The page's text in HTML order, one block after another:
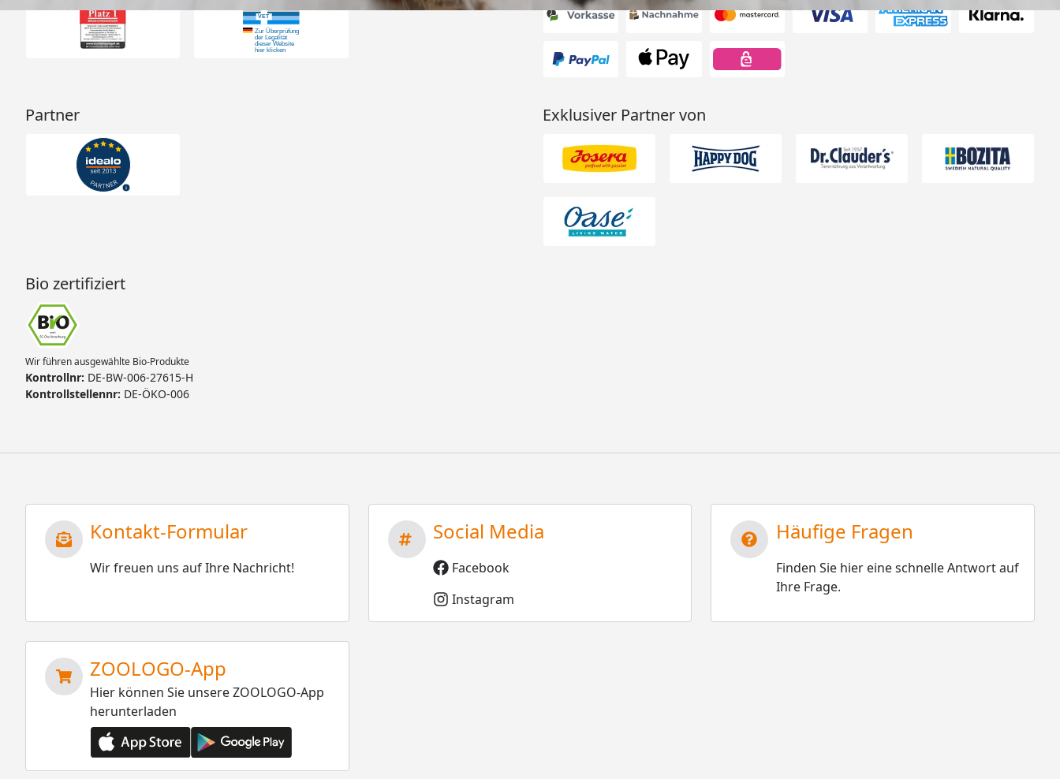
Partner Exklusiver Partner von
Bio zertifiziert
Wir führen ausgewählte Bio-Produkte
Kontrollnr: DE-BW-006-27615-H
Kontrollstellennr: DE-ÖKO-006
Kontakt-Formular
Wir freuen uns auf Ihre Nachricht!
Social Media
Facebook
Instagram
Häufige Fragen
Finden Sie hier eine schnelle Antwort auf
Ihre Frage.
ZOOLOGO-App
Hier können Sie unsere ZOOLOGO-App
herunterladen